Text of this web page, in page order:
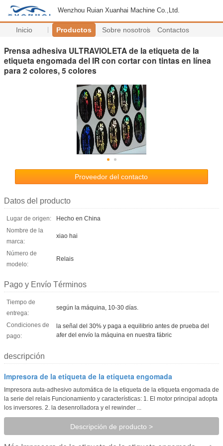
Wenzhou Ruian Xuanhai Machine Co.,Ltd.
Inicio Productos Sobre nosotros Contactos
Prensa adhesiva ULTRAVIOLETA de la etiqueta de la
etiqueta engomada del IR con cortar con tintas en línea
para 2 colores, 5 colores
Proveedor del contacto
Datos del producto
Lugar de origen:
Hecho en China
Nombre de la
marca:
xiao hai
Número de
modelo:
Relais
Pago y Envío Términos
Tiempo de
entrega:
según la máquina, 10-30 días.
Condiciones de
pago:
la señal del 30% y paga a equilibrio antes de prueba del
afer del envío la máquina en nuestra fábric
descripción
Impresora de la etiqueta de la etiqueta engomada
Impresora auta-adhesivo automática de la etiqueta de la etiqueta engomada de
la serie del relais Funcionamiento y características: 1. El motor principal adopta
los inversores. 2. la desenrolladora y el rewinder ...
Descripción de producto >